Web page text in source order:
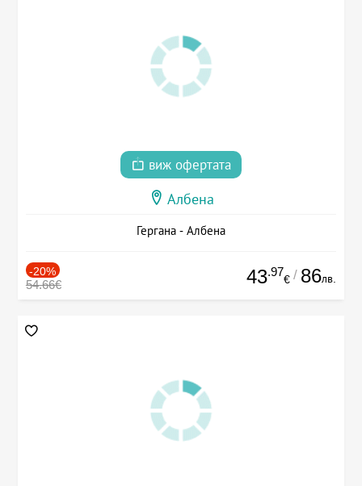
виж офертата
Албена
Гергана - Албена
-20%
54.66€ 43.97
€ / 86лв.